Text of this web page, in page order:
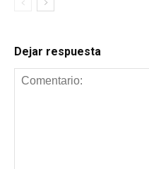
Dejar respuesta